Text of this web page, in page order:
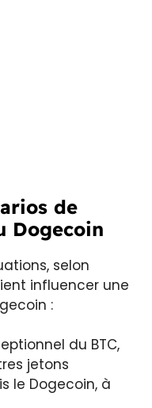
de
Dogecoin
selon
influencer une
:
du BTC,
jetons
le Dogecoin, à